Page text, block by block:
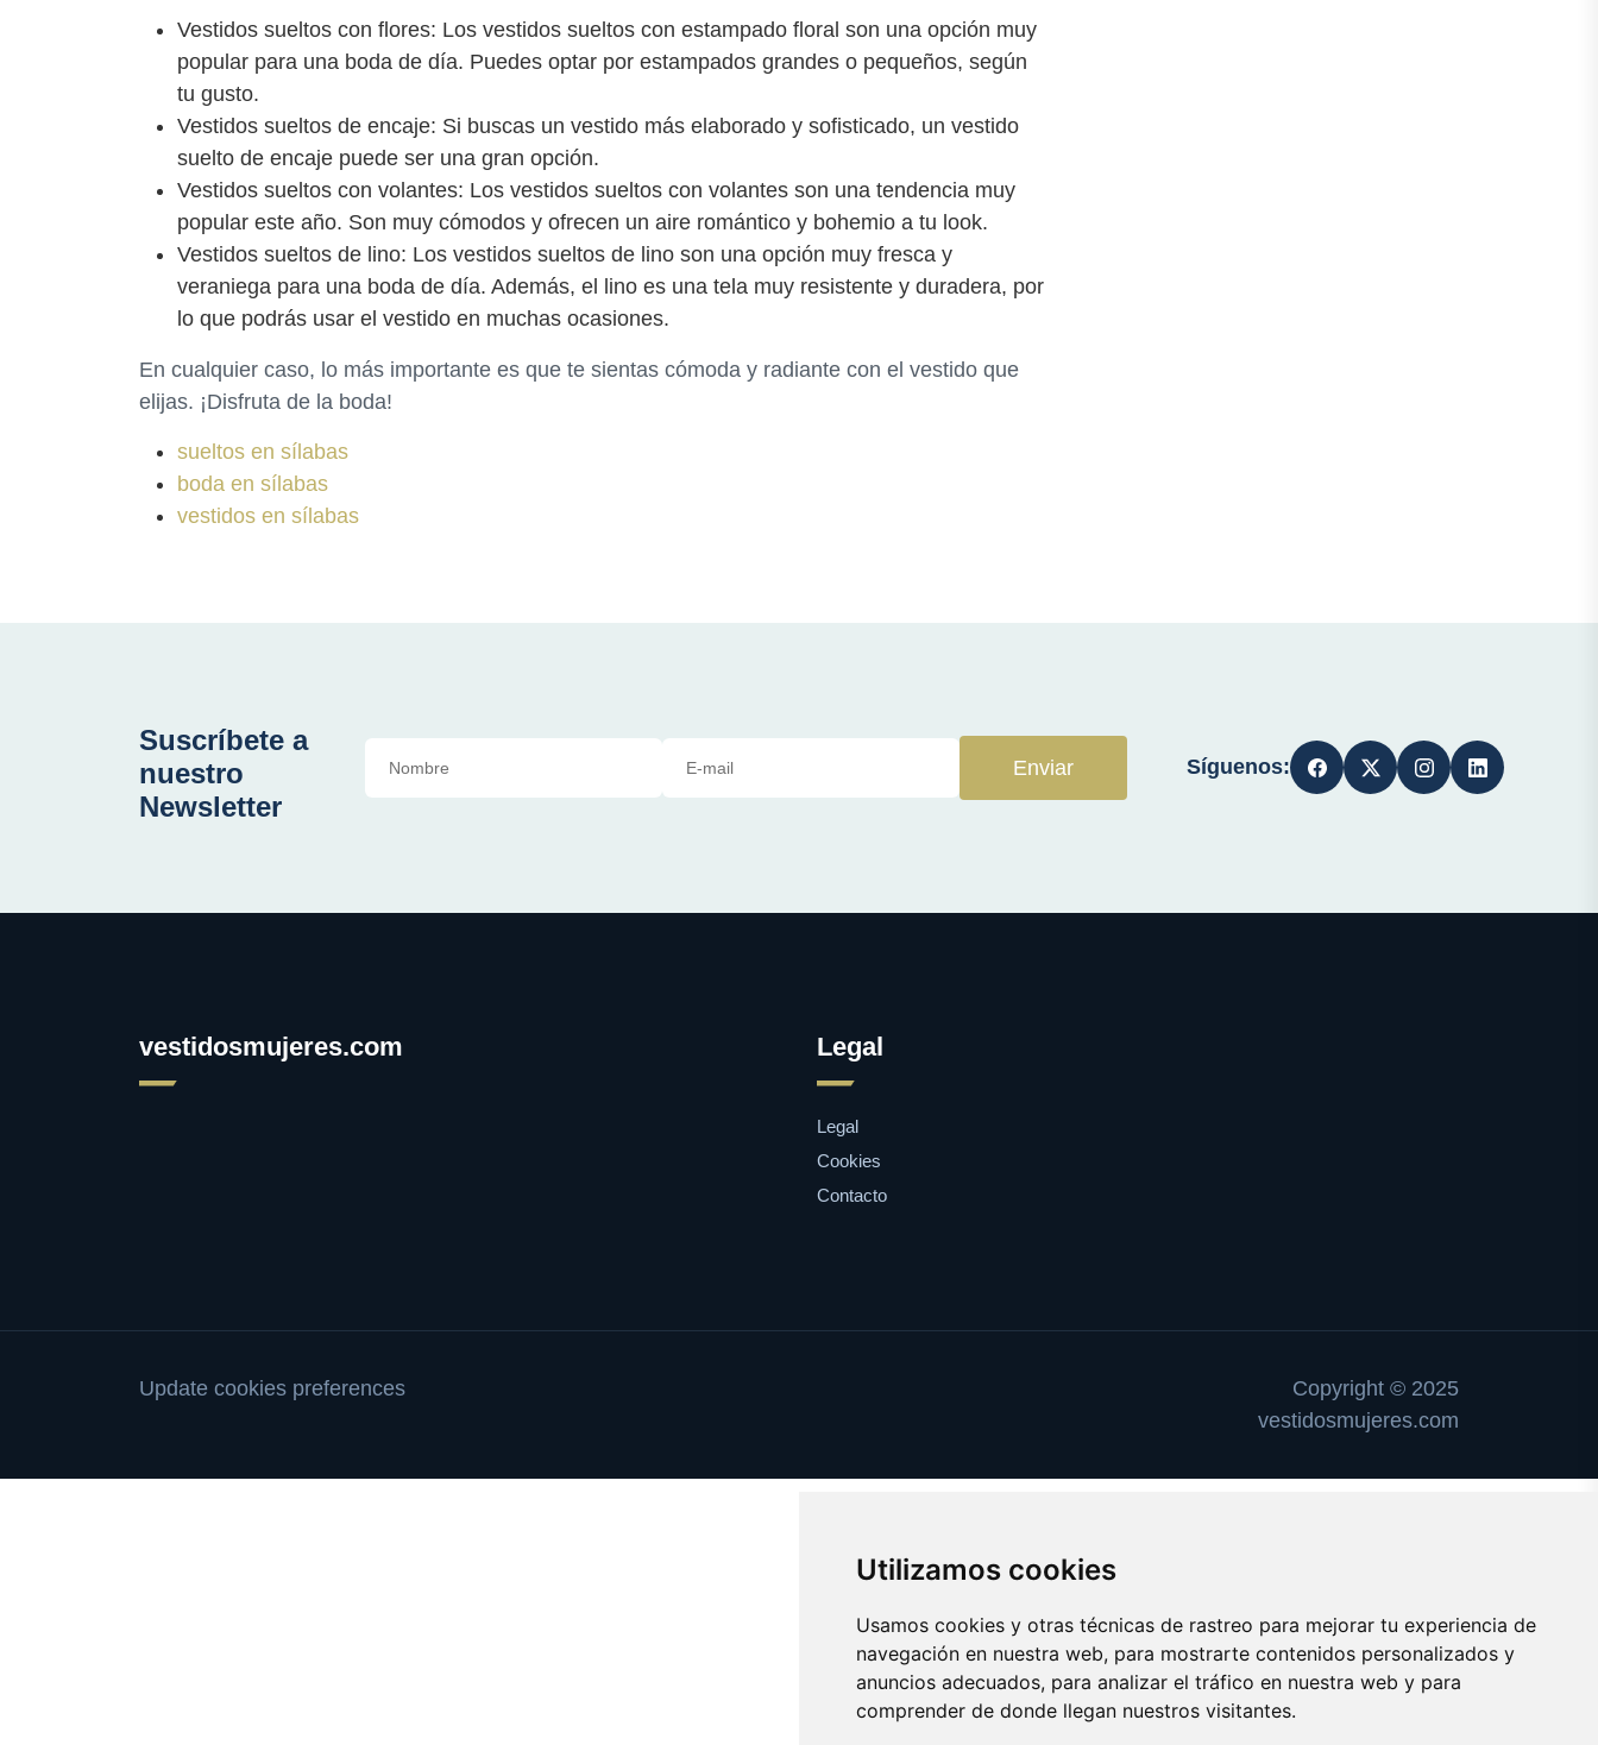
Utilizamos cookies
Usamos cookies y otras técnicas de rastreo para mejorar tu experiencia de
navegación en nuestra web, para mostrarte contenidos personalizados y
anuncios adecuados, para analizar el tráfico en nuestra web y para
comprender de donde llegan nuestros visitantes.
Vestidos sueltos con flores: Los vestidos sueltos con estampado floral son una opción muy
popular para una boda de día. Puedes optar por estampados grandes o pequeños, según
tu gusto.
Vestidos sueltos de encaje: Si buscas un vestido más elaborado y sofisticado, un vestido
suelto de encaje puede ser una gran opción.
Vestidos sueltos con volantes: Los vestidos sueltos con volantes son una tendencia muy
popular este año. Son muy cómodos y ofrecen un aire romántico y bohemio a tu look.
Vestidos sueltos de lino: Los vestidos sueltos de lino son una opción muy fresca y
veraniega para una boda de día. Además, el lino es una tela muy resistente y duradera, por
lo que podrás usar el vestido en muchas ocasiones.
En cualquier caso, lo más importante es que te sientas cómoda y radiante con el vestido que
elijas. ¡Disfruta de la boda!
sueltos en sílabas
boda en sílabas
vestidos en sílabas
Suscríbete a
nuestro
Newsletter
Enviar Síguenos:
vestidosmujeres.com Legal
Legal
Cookies
Contacto
Update cookies preferences
Copyright © 2025
vestidosmujeres.com